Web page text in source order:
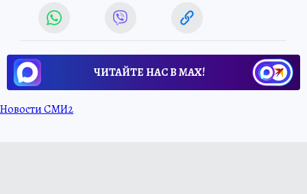
ЧИТАЙТЕ НАС В МАХ!
Новости СМИ2